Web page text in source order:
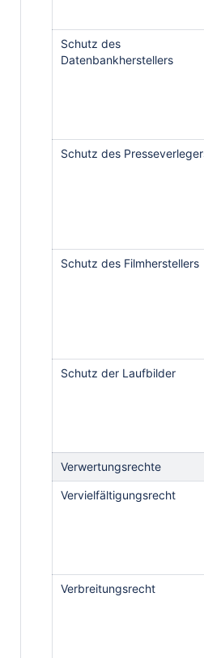
Schutz des
Datenbankherstellers
Schutz des
Schutz des Filmherstellers
Schutz der Laufbilder
Verwertungsrechte
Vervielfältigungsrecht
Verbreitungsrecht